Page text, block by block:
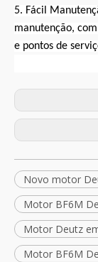
5. Fácil
manutenção,
e pontos de
Novo motor
Motor BF6M
Motor Deutz
Motor BF6M